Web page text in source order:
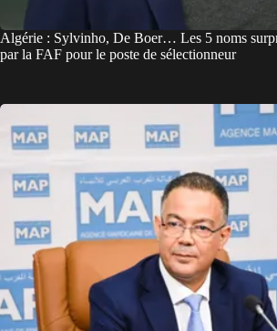
Algérie : Sylvinho, De Boer… Les 5 noms
par la FAF pour le poste de sélectionneur